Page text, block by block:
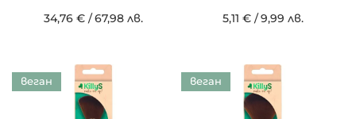
34,76 €/67,98 лв. 5,11 €/9,99 лв.
веган веган